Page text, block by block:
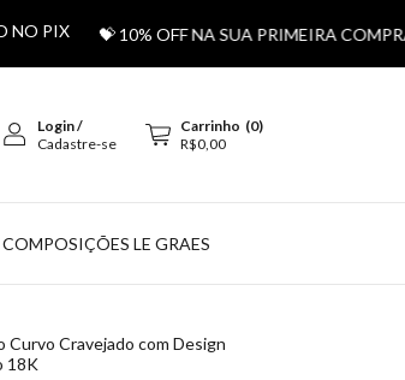
💝 10% OFF NA SUA PRIMEIRA COMPRA
Login/
Cadastre-se
Carrinho (0)
R$0,00
COMPOSIÇÕES LE GRAES
Curvo Cravejado com Design
18K